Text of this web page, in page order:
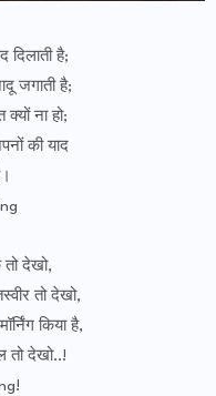
है;
जगाती है;
क्यों ना हो;
की याद
तो देखो,
तो देखो,
किया है,
तो देखो..!